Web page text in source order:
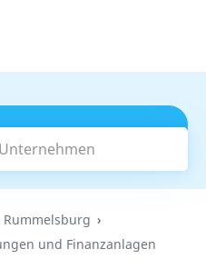
Suchen
Rummelsburg
und Finanzanlagen